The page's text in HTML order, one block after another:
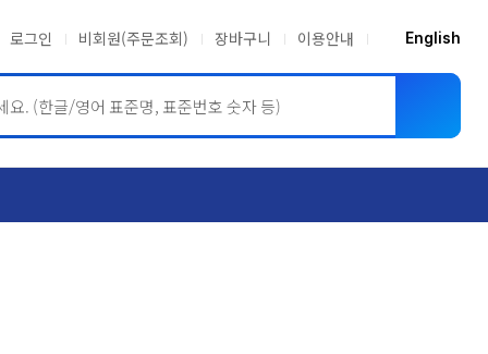
로그인 비회원(주문조회) 장바구니 이용안내 English